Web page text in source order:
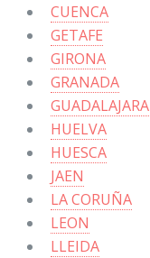
CUENCA
GETAFE
GIRONA
GRANADA
GUADALAJARA
HUELVA
HUESCA
JAEN
LA CORUÑA
LEON
LLEIDA